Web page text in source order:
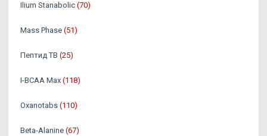
Ilium Stanabolic (70)
Mass Phase (51)
Пептид TB (25)
I-BCAA Max (118)
Oxanotabs (110)
Beta-Alanine (67)